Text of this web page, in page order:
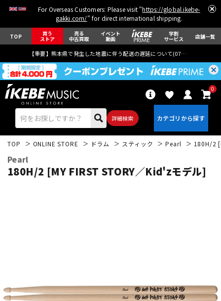
For Overseas Customers: Please visit "https://global.ikebe-
gakki.com/" for direct international shipping.
TOP 買う
ストア
売る
中古買取
イベント
動画
学割
サービス 店舗一覧
【重要】熊本県で発生した地震に伴う配送の遅延について(07月29日
詳細検索
0
TOP ONLINE STORE ドラム スティック Pearl 180H/2
Pearl
180H/2 [MY FIRST STORY／Kid'zモデル]